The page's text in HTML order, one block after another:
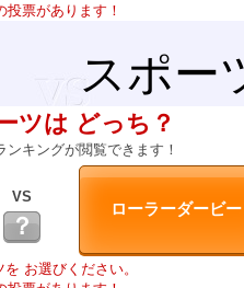
投票があります！
スポー
ツは どっち？
キングが閲覧できます！
VS
？
お選びください。